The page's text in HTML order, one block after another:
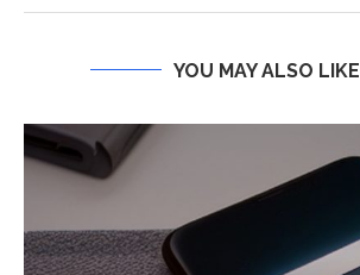
YOU MAY ALSO LIKE